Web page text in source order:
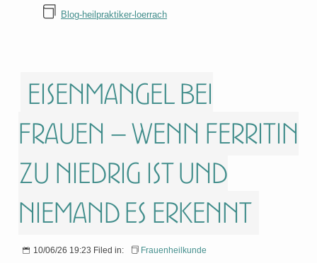
Blog-heilpraktiker-loerrach
Eisenmangel bei
Frauen – wenn Ferritin
zu niedrig ist und
niemand es erkennt
10/06/26 19:23 Filed in:
Frauenheilkunde